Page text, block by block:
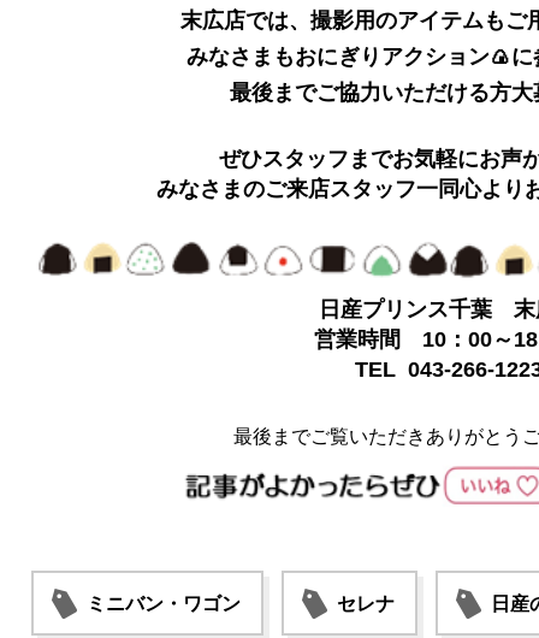
末広店では、撮影用のアイテムもご
みなさまもおにぎりアクション🍙
最後までご協力いただける方大
ぜひスタッフまでお気軽にお声
みなさまのご来店スタッフ一同心より
日産プリンス千葉 末
営業時間 10：00～
TEL 043-266-
最後までご覧いただきありがとう
ミニバン・ワゴン セレナ 日産